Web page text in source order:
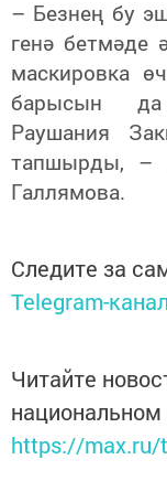
– Безнең бу
генә бетмәде
маскировка
барысын да
Раушания
тапшырды, –
Галлямова.
Следите за
Telegram-
Читайте
https://max.ru/